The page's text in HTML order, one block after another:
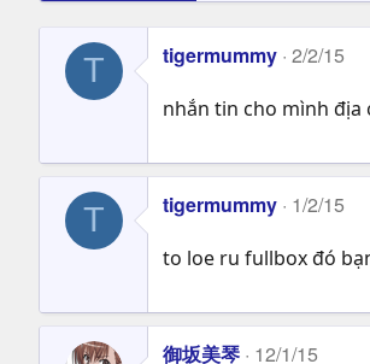
T tigermummy 2/2/15
nhắn tin cho mình địa
T tigermummy 1/2/15
to loe ru fullbox đó
御坂美琴 12/1/15